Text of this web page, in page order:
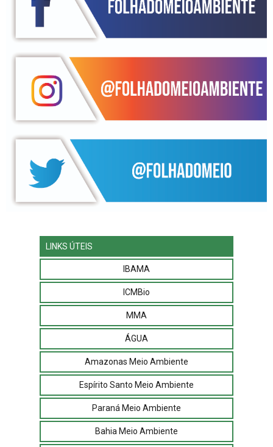
LINKS ÚTEIS
IBAMA
ICMBio
MMA
ÁGUA
Amazonas Meio Ambiente
Espírito Santo Meio Ambiente
Paraná Meio Ambiente
Bahia Meio Ambiente